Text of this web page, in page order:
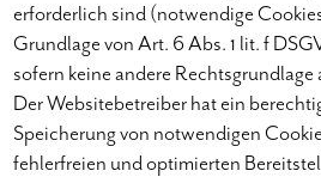
erforderlich sind (notwendige
Grundlage von Art. 6 Abs. 1 lit. f
sofern keine andere Rechtsgrundlage
Der Websitebetreiber hat ein
Speicherung von notwendigen
fehlerfreien und optimierten